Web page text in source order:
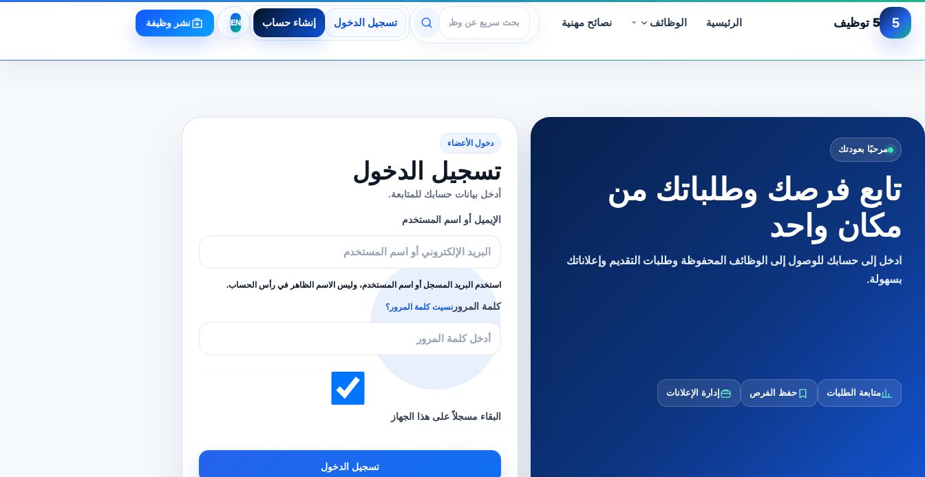
5 5 توظيف الرئيسية الوظائف نصائح مهنية
عرض الوظائف
تسجيل الدخول إنشاء حساب نشر وظيفة
مرحبًا بعودتك
تابع فرصك وطلباتك من
مكان واحد
ادخل إلى حسابك للوصول إلى الوظائف المحفوظة وطلبات التقديم وإعلاناتك
بسهولة.
متابعة الطلبات حفظ الفرص إدارة الإعلانات
دخول الأعضاء
تسجيل الدخول
أدخل بيانات حسابك للمتابعة.
الإيميل أو اسم المستخدم
استخدم البريد المسجل أو اسم المستخدم، وليس الاسم الظاهر في رأس الحساب.
كلمة المرورنسيت كلمة المرور؟
البقاء مسجلاً على هذا الجهاز
تسجيل الدخول